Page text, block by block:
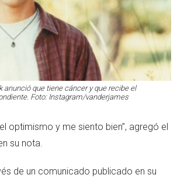
anunció que tiene cáncer y que recibe el
Foto: Instagram/vanderjames
optimismo y me siento bien”, agregó el
su nota.
de un comunicado publicado en su